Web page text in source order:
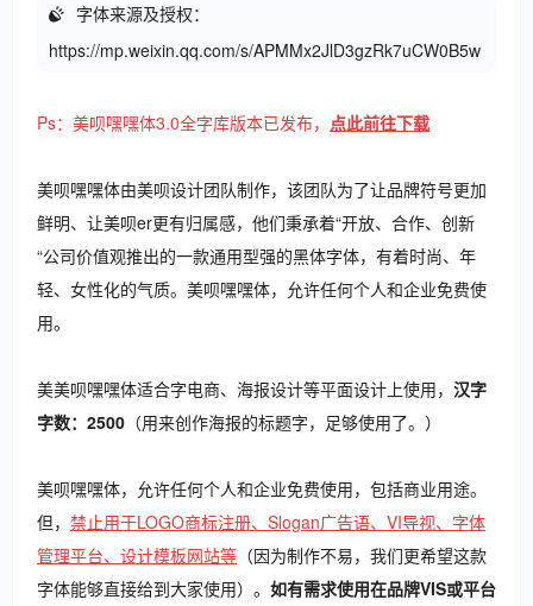
字体来源及授权：
https://mp.weixin.qq.com/s/APMMx2JlD3gzRk7uCW0B5w
Ps：美呗嘿嘿体3.0全字库版本已发布， 点此前往下载
美呗嘿嘿体由美呗设计团队制作，该团队为了让品牌符号更加
鲜明、让美呗er更有归属感，他们秉承着“开放、合作、创新
“公司价值观推出的一款通用型强的黑体字体，有着时尚、年
轻、女性化的气质。美呗嘿嘿体，允许任何个人和企业免费使
用。
美美呗嘿嘿体适合字电商、海报设计等平面设计上使用， 汉字
字数：2500 （用来创作海报的标题字，足够使用了。）
美呗嘿嘿体，允许任何个人和企业免费使用，包括商业用途。
但， 禁止用于LOGO商标注册、Slogan广告语、VI导视、字体
管理平台、设计模板网站等 （因为制作不易，我们更希望这款
字体能够直接给到大家使用）。 如有需求使用在品牌VIS或平台